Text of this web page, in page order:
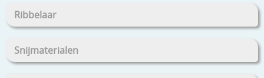
Ribbelaar
Snijmaterialen